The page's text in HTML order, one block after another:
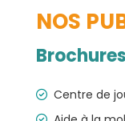
NOS
Centre de